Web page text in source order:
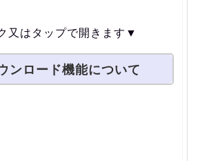
又はタップで開きます▼
ンロード機能について